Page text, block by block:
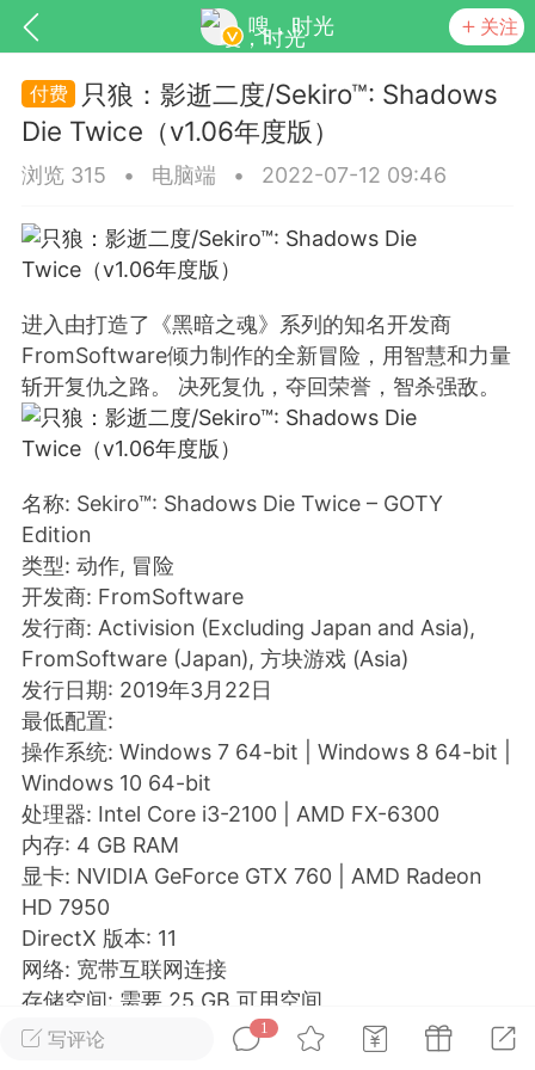
嗖，时光 关注
基于wordpress开发 你所看见
排行 在线
实时动态 直播
Lv.8 极品会员 靓号
电脑端 外挂制作
该内容只允许登录的用户查看
写评论
1
只狼：影逝二度/Sekiro™: Shadows
Die Twice（v1.06年度版）
浏览 315 • 电脑端 • 2022-07-12 09:46
进入由打造了《黑暗之魂》系列的知名开发商
FromSoftware倾力制作的全新冒险，用智慧和力量
斩开复仇之路。 决死复仇，夺回荣誉，智杀强敌。
名称: Sekiro™: Shadows Die Twice – GOTY
Edition
类型: 动作, 冒险
开发商: FromSoftware
发行商: Activision (Excluding Japan and Asia),
FromSoftware (Japan), 方块游戏 (Asia)
发行日期: 2019年3月22日
最低配置:
操作系统: Windows 7 64-bit | Windows 8 64-bit |
Windows 10 64-bit
处理器: Intel Core i3-2100 | AMD FX-6300
内存: 4 GB RAM
显卡: NVIDIA GeForce GTX 760 | AMD Radeon
HD 7950
DirectX 版本: 11
网络: 宽带互联网连接
存储空间: 需要 25 GB 可用空间
声卡: DirectX 11 Compatible